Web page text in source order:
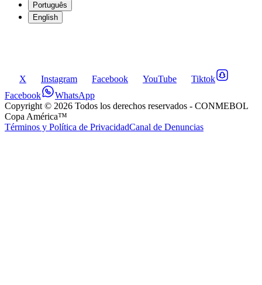
Português
English
X Instagram Facebook YouTube
Tiktok
Facebook
WhatsApp
Copyright © 2026 Todos los derechos reservados - CONMEBOL
Copa América™
Términos y Política de PrivacidadCanal de Denuncias